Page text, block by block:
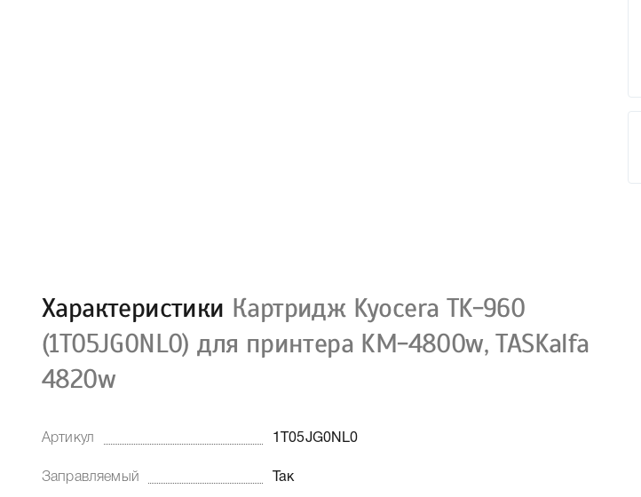
Характеристики Картридж Kyocera TK-960
(1T05JG0NL0) для принтера KM-4800w, TASKalfa
4820w
Артикул 1T05JG0NL0
Заправляемый Так